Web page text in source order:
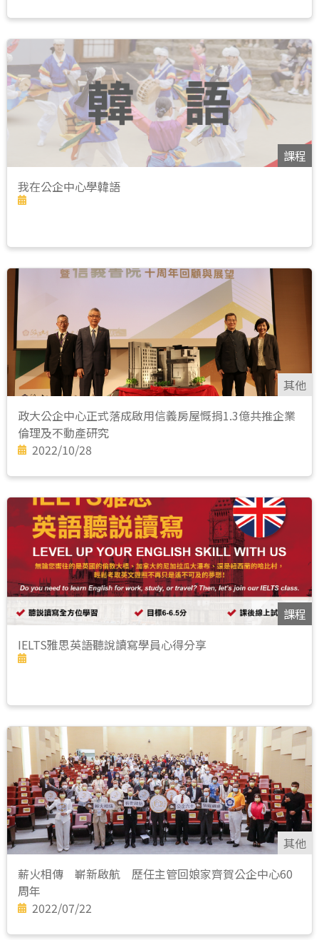
課程
我在公企中心學韓語
其他
政大公企中心正式落成啟用信義房屋慨捐1.3億共推企業
倫理及不動產研究
2022/10/28
課程
IELTS雅思英語聽說讀寫學員心得分享
其他
薪火相傳 嶄新啟航 歷任主管回娘家齊賀公企中心60
周年
2022/07/22